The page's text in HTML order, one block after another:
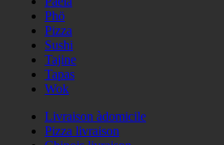
Phö
Pizza
Sushi
Tajine
Tapas
Wok
Livraison àdomicile
Pizza livraison